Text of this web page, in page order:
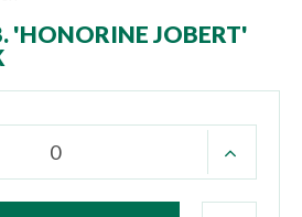
'HONORINE JOBERT'